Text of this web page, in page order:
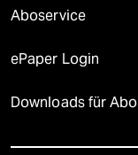
Aboservice
ePaper Login
Downloads für